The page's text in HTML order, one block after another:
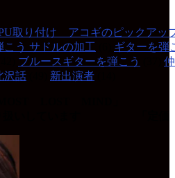
取り付け アコギのピックアッ
こう サドルの加工
ギターを弾
ブルースギターを弾こう
沢話 新出演者